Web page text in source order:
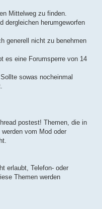
Mittelweg zu finden.
dergleichen herumgeworfen
generell nicht zu benehmen
es eine Forumsperre von 14
sowas nocheinmal
postest! Themen, die in
vom Mod oder
erlaubt, Telefon- oder
Themen werden